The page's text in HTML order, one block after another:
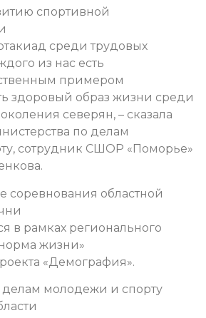
спортивной
среди трудовых
из нас есть
примером
здоровый образ жизни среди
северян, – сказала
по делам
сотрудник СШОР «Поморье»
соревнования областной
в рамках регионального
жизни»
«Демография».
делам молодежи и спорту